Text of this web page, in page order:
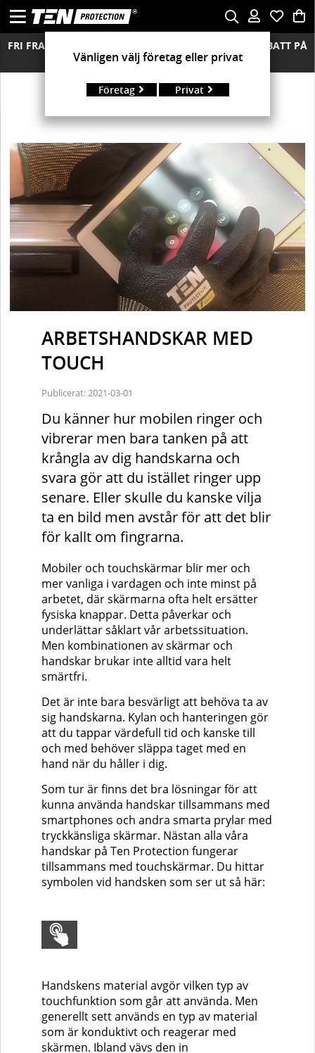
FRI FRAKT ÖVER 850 KR FRIA RETURER MÄNGDRABATT PÅ
ALLA MODELLER
ARBETSHANDSKAR MED
TOUCH
Publicerat: 2021-03-01
Du känner hur mobilen ringer och
vibrerar men bara tanken på att
krångla av dig handskarna och
svara gör att du istället ringer upp
senare. Eller skulle du kanske vilja
ta en bild men avstår för att det blir
för kallt om fingrarna.
Mobiler och touchskärmar blir mer och
mer vanliga i vardagen och inte minst på
arbetet, där skärmarna ofta helt ersätter
fysiska knappar. Detta påverkar och
underlättar såklart vår arbetssituation.
Men kombinationen av skärmar och
handskar brukar inte alltid vara helt
smärtfri.
Det är inte bara besvärligt att behöva ta av
sig handskarna. Kylan och hanteringen gör
att du tappar värdefull tid och kanske till
och med behöver släppa taget med en
hand när du håller i dig.
Som tur är finns det bra lösningar för att
kunna använda handskar tillsammans med
smartphones och andra smarta prylar med
tryckkänsliga skärmar. Nästan alla våra
handskar på Ten Protection fungerar
tillsammans med touchskärmar. Du hittar
symbolen vid handsken som ser ut så här:
Handskens material avgör vilken typ av
touchfunktion som går att använda. Men
generellt sett används en typ av material
som är konduktivt och reagerar med
skärmen. Ibland vävs den in
Vänligen välj företag eller privat
Företag Privat